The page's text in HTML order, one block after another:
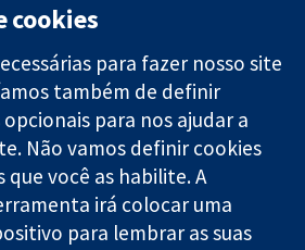
13 Cavendish
0AN
Unido
Contato
Notícias
Assessoria de
imprensa
Sobre nós
cookies
para fazer nosso site
também de definir
para nos ajudar a
Não vamos definir cookies
que você as habilite. A
irá colocar uma
para lembrar as suas